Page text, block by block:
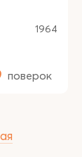
1964
поверок